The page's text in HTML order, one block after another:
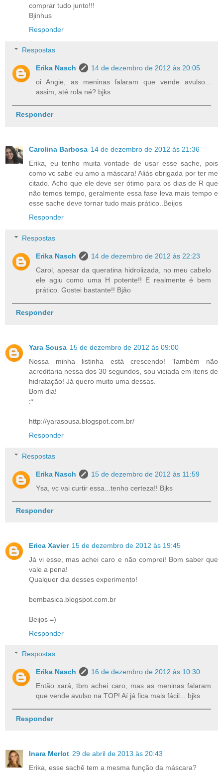
comprar tudo junto!!!
Bjinhus
Responder
Respostas
Erika Nasch
14 de dezembro de 2012 às 20:05
oi Angie, as meninas falaram que vende avulso...
assim, até rola né? bjks
Responder
Carolina Barbosa 14 de dezembro de 2012 às 21:36
Erika, eu tenho muita vontade de usar esse sache, pois
como vc sabe eu amo a máscara! Aliás obrigada por ter me
citado. Acho que ele deve ser ótimo para os dias de R que
não temos tempo, geralmente essa fase leva mais tempo e
esse sache deve tornar tudo mais prático..Beijos
Responder
Respostas
Erika Nasch
14 de dezembro de 2012 às 22:23
Carol, apesar da queratina hidrolizada, no meu cabelo
ele agiu como uma H potente!! E realmente é bem
prático. Gostei bastante!! Bjão
Responder
Yara Sousa 15 de dezembro de 2012 às 09:00
Nossa minha listinha está crescendo! Também não
acreditaria nessa dos 30 segundos, sou viciada em itens de
hidratação! Já quero muito uma dessas.
Bom dia!
:*
http://yarasousa.blogspot.com.br/
Responder
Respostas
Erika Nasch
15 de dezembro de 2012 às 11:59
Ysa, vc vai curtir essa...tenho certeza!! Bjks
Responder
Erica Xavier 15 de dezembro de 2012 às 19:45
Já vi esse, mas achei caro e não comprei! Bom saber que
vale a pena!
Qualquer dia desses experimento!
bembasica.blogspot.com.br
Beijos =)
Responder
Respostas
Erika Nasch
16 de dezembro de 2012 às 10:30
Então xará, tbm achei caro, mas as meninas falaram
que vende avulso na TOP! Aí já fica mais fácil... bjks
Responder
Inara Merlot 29 de abril de 2013 às 20:43
Erika, esse sachê tem a mesma função da máscara?